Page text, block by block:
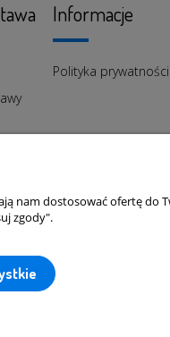
Informacje
Polityka prywatności
nam dostosować ofertę
zgody".